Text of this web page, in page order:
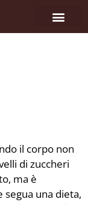
il corpo non
di zuccheri
ma è
segua una dieta,